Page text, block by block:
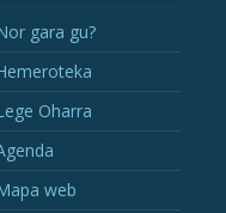
gara gu?
Oharra
web